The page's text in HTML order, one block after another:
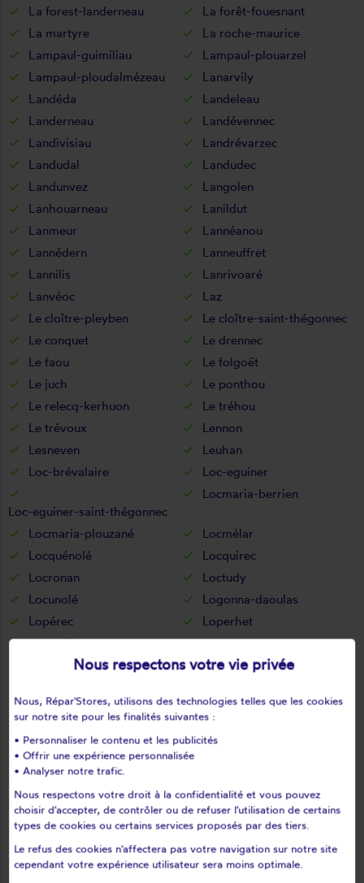
La forest-landerneau
La forêt-fouesnant
La martyre
La roche-maurice
Lampaul-guimiliau
Lampaul-plouarzel
Lampaul-ploudalmézeau
Lanarvily
Landéda
Landeleau
Landerneau
Landévennec
Landivisiau
Landrévarzec
Landudal
Landudec
Landunvez
Langolen
Lanhouarneau
Lanildut
Lanmeur
Lannéanou
Lannédern
Lanneuffret
Lannilis
Lanrivoaré
Lanvéoc
Laz
Le cloître-pleyben
Le cloître-saint-thégonnec
Le conquet
Le drennec
Le faou
Le folgoët
Le juch
Le ponthou
Le relecq-kerhuon
Le tréhou
Le trévoux
Lennon
Lesneven
Leuhan
Loc-brévalaire
Loc-eguiner
Loc-eguiner-saint-thégonnec
Locmaria-berrien
Locmaria-plouzané
Locmélar
Locquénolé
Locquirec
Locronan
Loctudy
Locunolé
Logonna-daoulas
Lopérec
Loperhet
Loqueffret
Lothey
Mahalon
Melgven
Milizac
Moëlan-sur-mer
Névez
Pencran
Peumerit
Peumérit
Plabennec
Pleuven
Plobannalec-lesconil
Ploéven
Nous respectons votre vie privée
Nous, Répar'Stores, utilisons des technologies telles que les cookies
sur notre site pour les finalités suivantes :
• Personnaliser le contenu et les publicités
• Offrir une expérience personnalisée
• Analyser notre trafic.
Nous respectons votre droit à la confidentialité et vous pouvez
choisir d'accepter, de contrôler ou de refuser l'utilisation de certains
types de cookies ou certains services proposés par des tiers.
Le refus des cookies n'affectera pas votre navigation sur notre site
cependant votre expérience utilisateur sera moins optimale.